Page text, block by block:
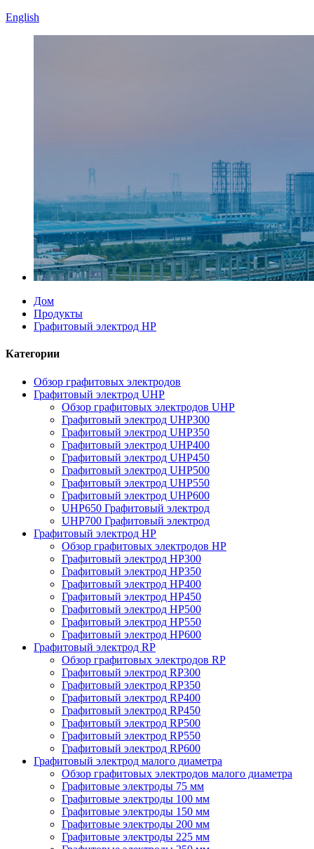
English
Дом
Продукты
Графитовый электрод HP
Категории
Обзор графитовых электродов
Графитовый электрод UHP
Обзор графитовых электродов UHP
Графитовый электрод UHP300
Графитовый электрод UHP350
Графитовый электрод UHP400
Графитовый электрод UHP450
Графитовый электрод UHP500
Графитовый электрод UHP550
Графитовый электрод UHP600
UHP650 Графитовый электрод
UHP700 Графитовый электрод
Графитовый электрод HP
Обзор графитовых электродов HP
Графитовый электрод HP300
Графитовый электрод HP350
Графитовый электрод HP400
Графитовый электрод HP450
Графитовый электрод HP500
Графитовый электрод HP550
Графитовый электрод HP600
Графитовый электрод RP
Обзор графитовых электродов RP
Графитовый электрод RP300
Графитовый электрод RP350
Графитовый электрод RP400
Графитовый электрод RP450
Графитовый электрод RP500
Графитовый электрод RP550
Графитовый электрод RP600
Графитовый электрод малого диаметра
Обзор графитовых электродов малого диаметра
Графитовые электроды 75 мм
Графитовые электроды 100 мм
Графитовые электроды 150 мм
Графитовые электроды 200 мм
Графитовые электроды 225 мм